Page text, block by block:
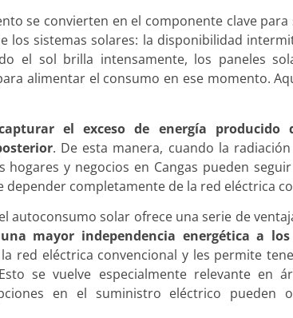
se convierten en el componente clave
los sistemas solares: la disponibilidad
el sol brilla intensamente, los paneles
alimentar el consumo en ese momento.
el exceso de energía
. De esta manera, cuando la
hogares y negocios en Cangas pueden
depender completamente de la red eléctrica
autoconsumo solar ofrece una serie de
mayor independencia energética a
red eléctrica convencional y les permite
se vuelve especialmente relevante en
en el suministro eléctrico pueden